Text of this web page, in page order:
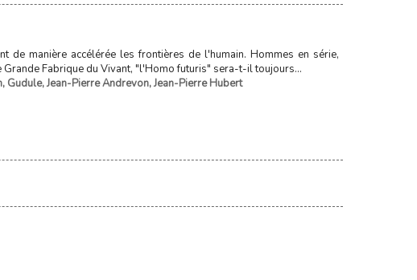
de manière accélérée les frontières de l'humain. Hommes en série,
Fabrique du Vivant, "l'Homo futuris" sera-t-il toujours...
, Gudule,Jean-Pierre Andrevon,Jean-Pierre Hubert